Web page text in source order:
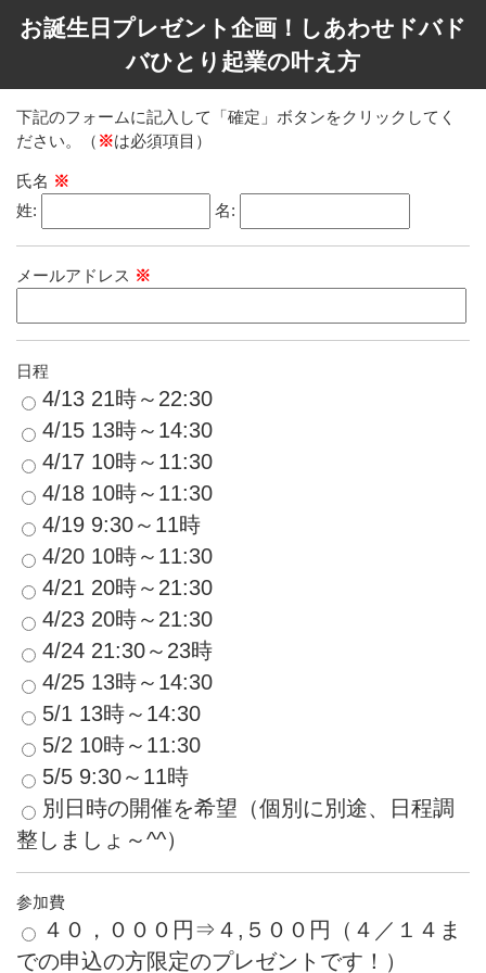
お誕生日プレゼント企画！しあわせドバド
バひとり起業の叶え方
下記のフォームに記入して「確定」ボタンをクリックしてく
ださい。（ ※は必須項目）
氏名 ※
姓:
名:
メールアドレス ※
日程
4/13 21時～22:30
4/15 13時～14:30
4/17 10時～11:30
4/18 10時～11:30
4/19 9:30～11時
4/20 10時～11:30
4/21 20時～21:30
4/23 20時～21:30
4/24 21:30～23時
4/25 13時～14:30
5/1 13時～14:30
5/2 10時～11:30
5/5 9:30～11時
別日時の開催を希望（個別に別途、日程調
整しましょ～^^）
参加費
４０，０００円⇒４,５００円（４／１４ま
での申込の方限定のプレゼントです！）